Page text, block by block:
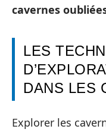
cavernes
LES
DANS LES
Explorer les